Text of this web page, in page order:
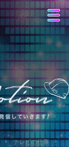
テレビの仕事